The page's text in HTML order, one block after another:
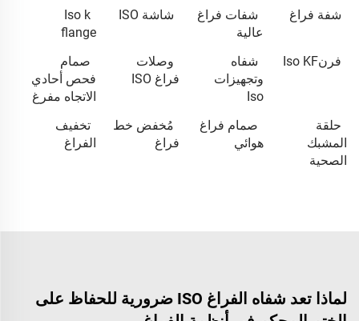
شفة فراغ
شفات فراغ
عالية
شاشة ISO
Iso k
flange
فرنIso KF
شفاه
وتجهيزات
Iso
وصلات
فراغ ISO
صمام
فحص أحادي
الاتجاه مفرغ
حلقة
المشبك
الصحية
صمام فراغ
هوائي
مُخفض خط
فراغ
تخفيف
الفراغ
لماذا تعد شفاه الفراغ ISO ضرورية للحفاظ على